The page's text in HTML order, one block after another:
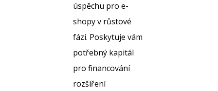
úspěchu pro e-
shopy v růstové
fázi. Poskytuje vám
potřebný kapitál
pro financování
rozšíření